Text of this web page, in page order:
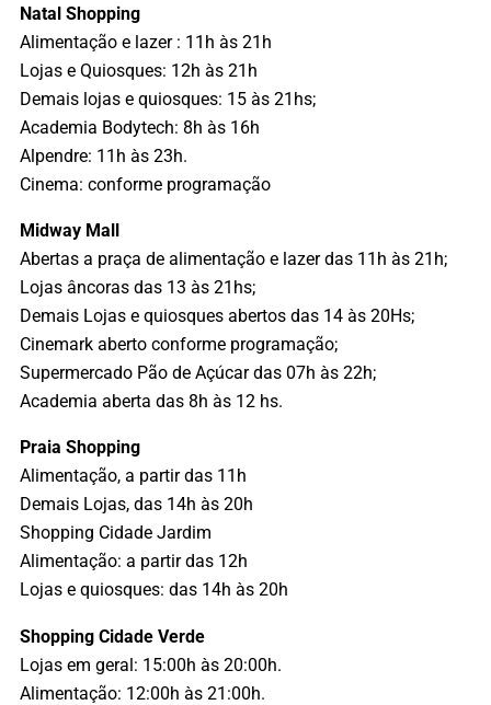
Natal Shopping
Alimentação e lazer : 11h às 21h
Lojas e Quiosques: 12h às 21h
Demais lojas e quiosques: 15 às 21hs;
Academia Bodytech: 8h às 16h
Alpendre: 11h às 23h.
Cinema: conforme programação
Midway Mall
Abertas a praça de alimentação e lazer das 11h às 21h;
Lojas âncoras das 13 às 21hs;
Demais Lojas e quiosques abertos das 14 às 20Hs;
Cinemark aberto conforme programação;
Supermercado Pão de Açúcar das 07h às 22h;
Academia aberta das 8h às 12 hs.
Praia Shopping
Alimentação, a partir das 11h
Demais Lojas, das 14h às 20h
Shopping Cidade Jardim
Alimentação: a partir das 12h
Lojas e quiosques: das 14h às 20h
Shopping Cidade Verde
Lojas em geral: 15:00h às 20:00h.
Alimentação: 12:00h às 21:00h.